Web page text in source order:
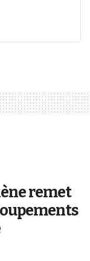
remet